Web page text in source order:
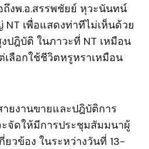
งพ.อ.สรรพชัยย์ หุวะนันทน์
เพื่อแสดงท่าทีไม่เห็นด้วย
ปฎิบัติ ในภาวะที่ NT เหมือน
ลือกใช้ชีวิตหรูหราเหมือน
ยงานขายและปฎิบัติการ
ะจัดให้มีการประชุมสัมมนาผู้
ยวข้อง ในระหว่างวันที่ 13-